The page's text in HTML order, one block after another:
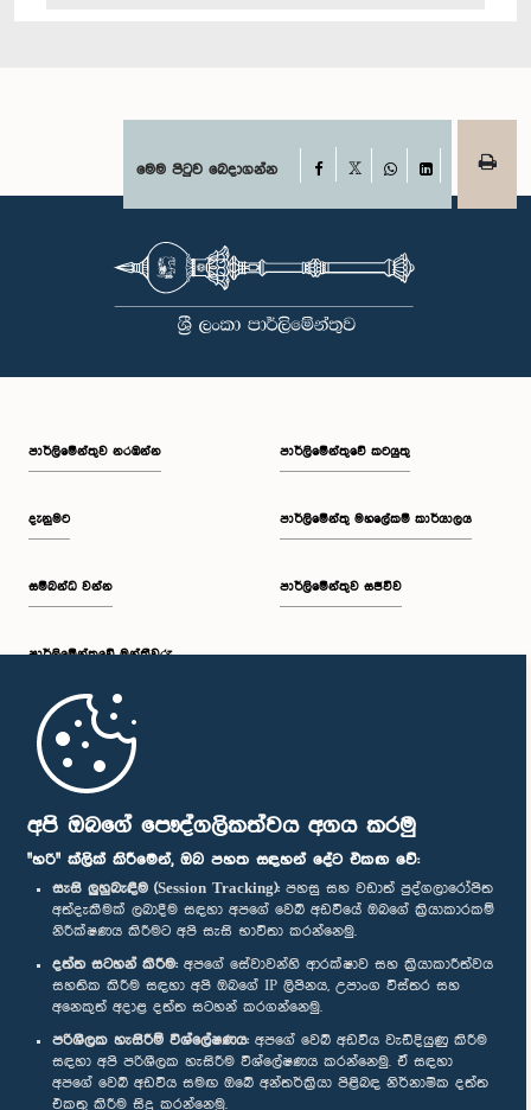
අපි ඔබගේ පෞද්ගලිකත්වය අගය කරමු
"හරි" ක්ලික් කිරීමෙන්, ඔබ පහත සඳහන් දේට එකඟ වේ:
සැසි ලුහුබැඳීම (Session Tracking): පහසු සහ වඩාත් පුද්ගලාරෝපිත
අත්දැකීමක් ලබාදීම සඳහා අපගේ වෙබ් අඩවියේ ඔබගේ ක්‍රියාකාරකම්
නිරීක්ෂණය කිරීමට අපි සැසි භාවිතා කරන්නෙමු.
දත්ත සටහන් කිරීම: අපගේ සේවාවන්හි ආරක්ෂාව සහ ක්‍රියාකාරීත්වය
සහතික කිරීම සඳහා අපි ඔබගේ IP ලිපිනය, උපාංග විස්තර සහ
අනෙකුත් අදාළ දත්ත සටහන් කරගන්නෙමු.
පරිශීලක හැසිරීම් විශ්ලේෂණය: අපගේ වෙබ් අඩවිය වැඩිදියුණු කිරීම
සඳහා අපි පරිශීලක හැසිරීම විශ්ලේෂණය කරන්නෙමු. ඒ සඳහා
අපගේ වෙබ් අඩවිය සමඟ ඔබේ අන්තර්ක්‍රියා පිළිබඳ නිර්නාමික දත්ත
එකතු කිරීම සිදු කරන්නෙමු.
මෙම පිටුව බෙදාගන්න Facebook
WhatsAppLinkedIn
පාර්ලි‌මේන්තුව නරඹන්න
දැනුමට
සම්බන්ධ වන්න
පාර්ලි‌මේන්තුවේ මන්ත්‍රීවරු
මුල් පිටුව
පාර්ලිමේන්තුවේ කටයුතු
පාර්ලිමේන්තු මහලේකම් කාර්යාලය
පාර්ලිමේන්තුව සජීවීව
පාර්ලිමේන්තු ජංගම යෙදුම
අප හා සම්බන්ධ වී සිටින්න :
සම්මාන
පෞද්ගලිකත්ව ප්‍රතිපත්තිය